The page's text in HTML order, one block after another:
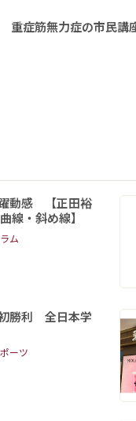
症筋無力症の市民講
動感 【正田裕
線・斜め線】
ム
勝利 全日本学
ーツ